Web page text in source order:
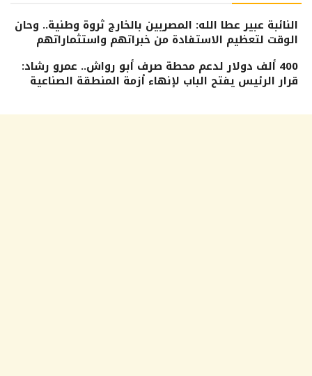
النائبة عبير عطا الله: المصريين بالخارج ثروة وطنية.. وحان
الوقت لتعظيم الاستفادة من خبراتهم واستثماراتهم
400 ألف دولار لدعم محطة صرف أبو رواش.. عمرو رشاد:
قرار الرئيس يفتح الباب لإنهاء أزمة المنطقة الصناعية